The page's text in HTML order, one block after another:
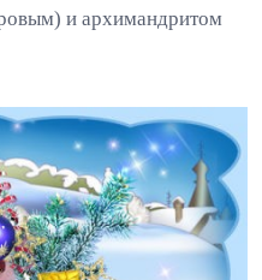
и архимандритом